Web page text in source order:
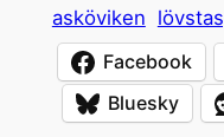
asköviken
Facebook
Bluesky